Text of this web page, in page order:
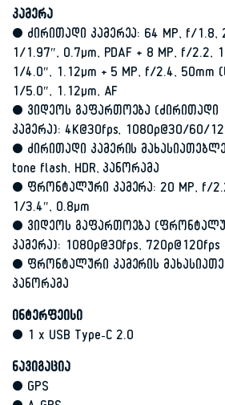
კამერა
• ძირითადი კამერეა: 64 MP, f/1.8,
1/1.97″, 0.7µm, PDAF + 8 MP, f/2.2,
1/4.0″, 1.12µm + 5 MP, f/2.4, 50mm
1/5.0″, 1.12µm, AF
• ვიდეოს გაფართოება (ძირითადი
კამერა): 4K@30fps, 1080p@30/60/
• ძირითადი კამერის
tone flash, HDR, პანორამა
• ფრონტალური კამერა: 20 MP, f/
1/3.4″, 0.8µm
• ვიდეოს გაფართოება
კამერა): 1080p@30fps, 720p@120fps
• ფრონტალური კამერის
პანორამა
ინტერფეისი
• 1 x USB Type-C 2.0
ნავიგაცია
• GPS